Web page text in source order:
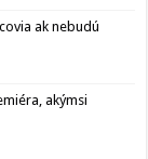
ak nebudú
akýmsi